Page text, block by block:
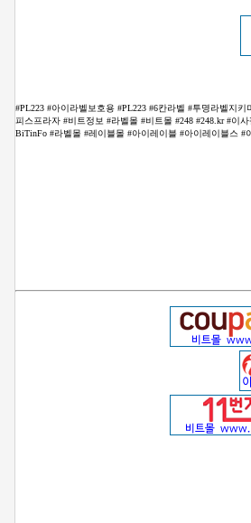
#PL223 #아이라벨보호용 #PL223 #6칸라벨 #투명라벨지
피스프라자 #비트정보 #라벨몰 #비트몰 #248 #248.kr #이
BiTinFo #라벨몰 #레이블몰 #아이레이블 #아이레이블스 #